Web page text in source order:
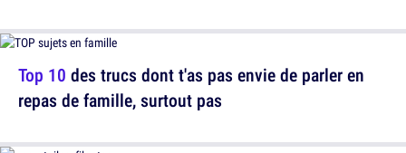
Top 10 des trucs dont t'as pas envie de parler en
repas de famille, surtout pas